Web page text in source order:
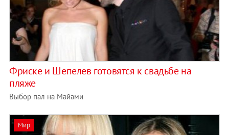
Фриске и Шепелев готовятся к свадьбе на
пляже
Выбор пал на Майами
Мир